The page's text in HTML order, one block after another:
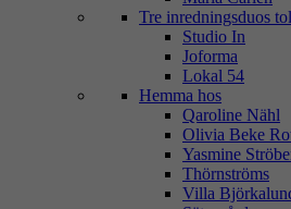
Tre inredningsduos
Studio In
Joforma
Lokal 54
Hemma hos
Qaroline Nähl
Olivia Beke
Yasmine
Thörnströms
Villa